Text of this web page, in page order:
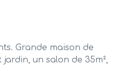
Grande maison de
un salon de 35m²,